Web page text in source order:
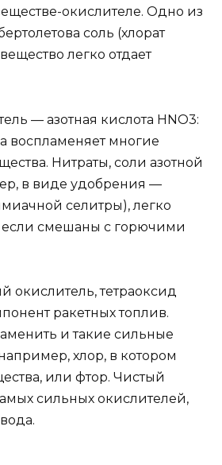
окислителе. Одно из
соль (хлорат
легко отдает
— азотная кислота HNO3:
воспламеняет многие
Нитраты, соли азотной
в виде удобрения —
селитры), легко
если смешаны с горючими
тетраоксид
ракетных топлив.
и такие сильные
хлор, в котором
или фтор. Чистый
сильных окислителей,